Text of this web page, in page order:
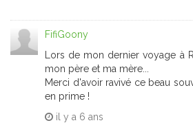
FifiGoony
Lors de mon dernier voyage à
mon père et ma mère...
Merci d'avoir ravivé ce beau
en prime !
il y a 6 ans